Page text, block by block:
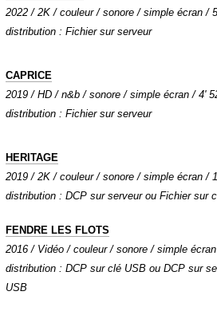
2022 / 2K / couleur / sonore / simple écran /
distribution : Fichier sur serveur
CAPRICE
2019 / HD / n&b / sonore / simple écran / 4'
distribution : Fichier sur serveur
HERITAGE
2019 / 2K / couleur / sonore / simple écran /
distribution : DCP sur serveur ou Fichier sur
FENDRE LES FLOTS
2016 / Vidéo / couleur / sonore / simple
distribution : DCP sur clé USB ou DCP sur
USB